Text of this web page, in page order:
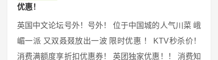
优惠！
英国中文论坛号外！号外！ 位于中国城的人气川菜 峨
嵋一派 又双叒叕放出一波 限时优惠 ！ KTV秒杀价！
消费满额度享折扣优惠券！ 英团独家优惠！！ 消费知